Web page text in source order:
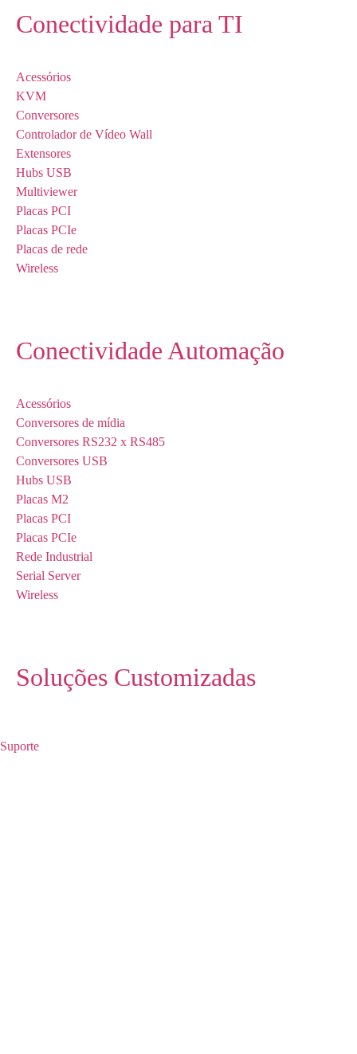
Conectividade para TI
Acessórios
KVM
Conversores
Controlador de Vídeo Wall
Extensores
Hubs USB
Multiviewer
Placas PCI
Placas PCIe
Placas de rede
Wireless
Conectividade Automação
Acessórios
Conversores de mídia
Conversores RS232 x RS485
Conversores USB
Hubs USB
Placas M2
Placas PCI
Placas PCIe
Rede Industrial
Serial Server
Wireless
Soluções Customizadas
Suporte